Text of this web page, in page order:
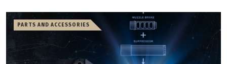
PARTS AND ACCESSORIES